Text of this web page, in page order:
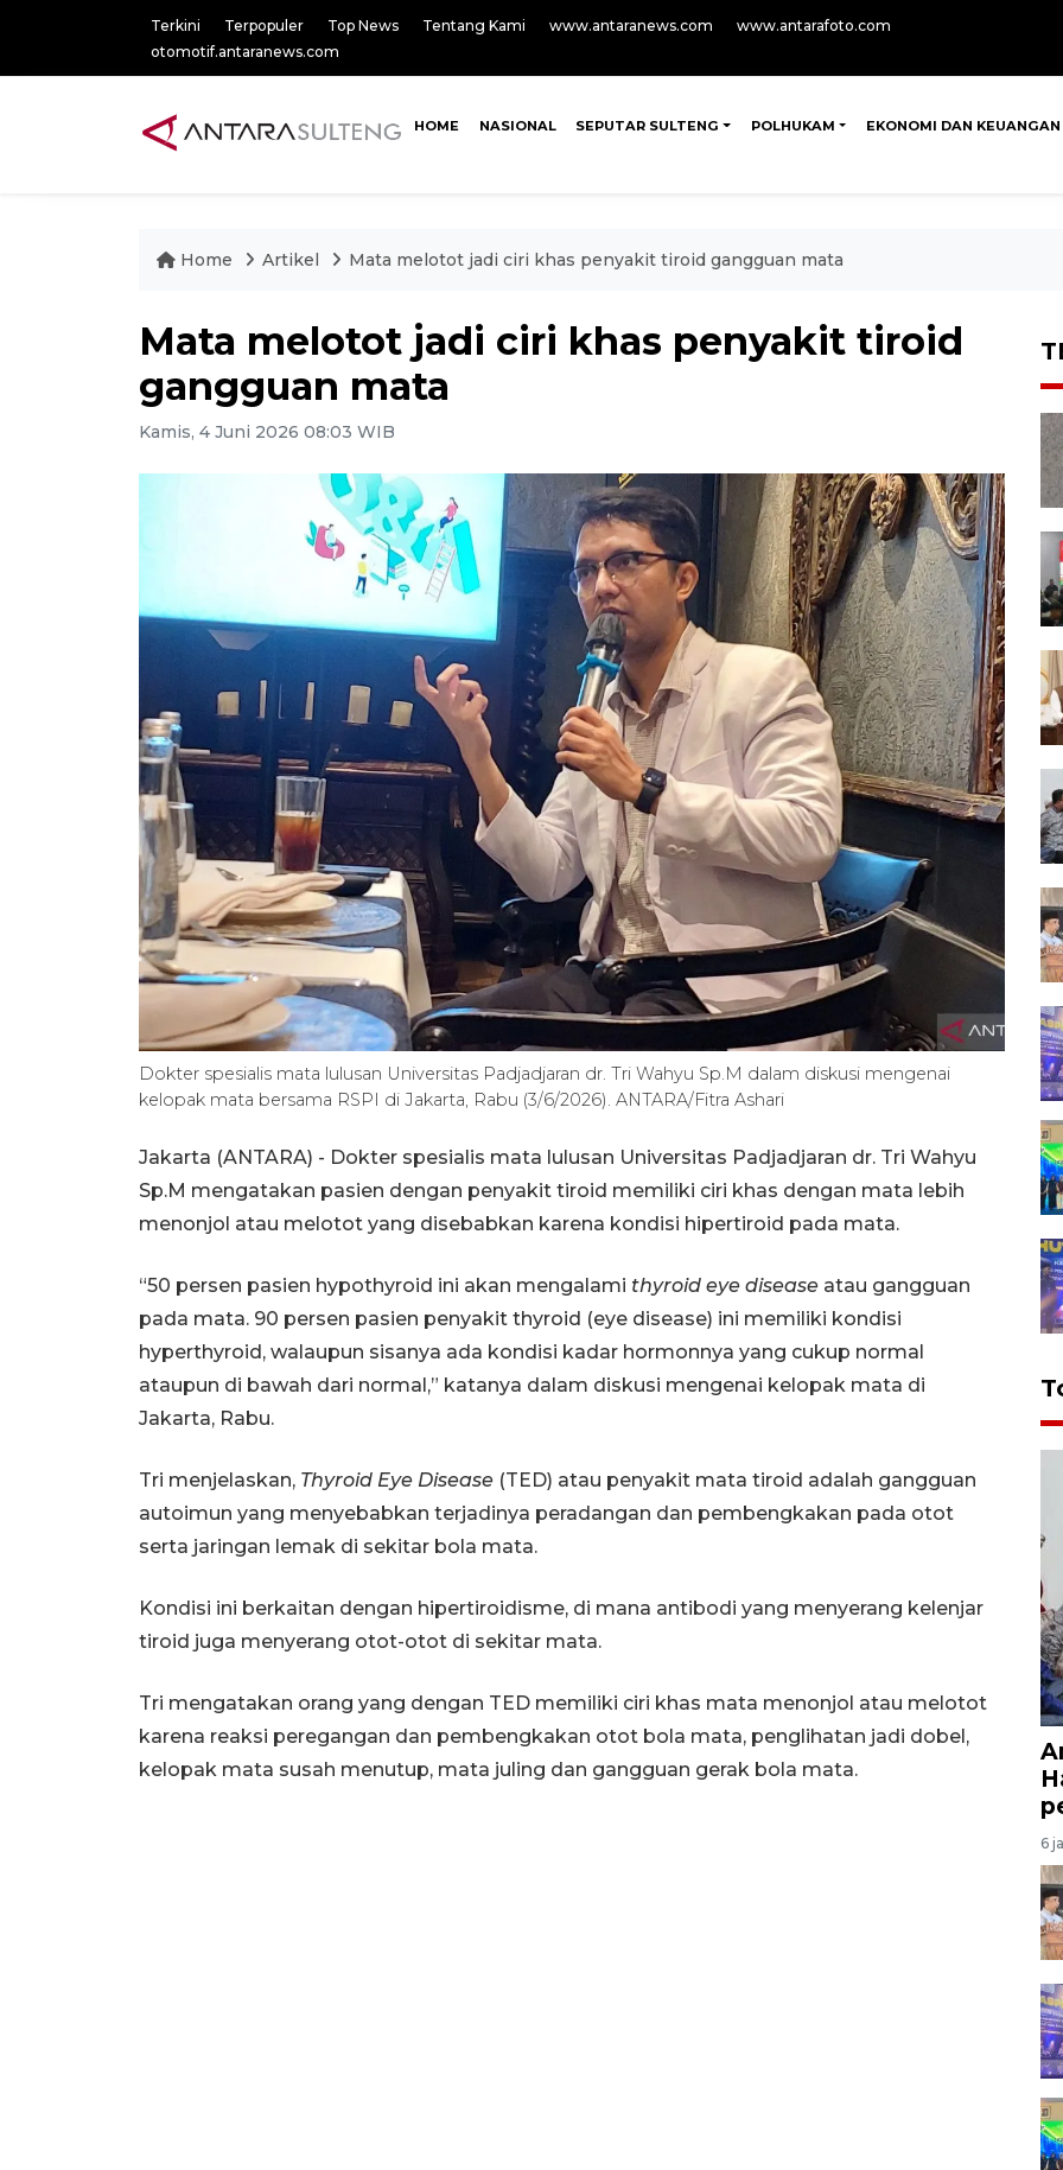
Terkini Terpopuler Top News Tentang Kami www.antaranews.com
www.antarafoto.com
otomotif.antaranews.com
HOME NASIONAL SEPUTAR SULTENG POLHUKAM EKONOMI DAN KEUANGAN
Home Artikel Mata melotot jadi ciri khas penyakit tiroid gangguan mata
Mata melotot jadi ciri khas penyakit tiroid
gangguan mata
Kamis, 4 Juni 2026 08:03 WIB
Dokter spesialis mata lulusan Universitas Padjadjaran dr. Tri Wahyu Sp.M dalam diskusi mengenai
kelopak mata bersama RSPI di Jakarta, Rabu (3/6/2026). ANTARA/Fitra Ashari
Jakarta (ANTARA) - Dokter spesialis mata lulusan Universitas Padjadjaran dr. Tri Wahyu
Sp.M mengatakan pasien dengan penyakit tiroid memiliki ciri khas dengan mata lebih
menonjol atau melotot yang disebabkan karena kondisi hipertiroid pada mata.
“50 persen pasien hypothyroid ini akan mengalami thyroid eye disease atau gangguan
pada mata. 90 persen pasien penyakit thyroid (eye disease) ini memiliki kondisi
hyperthyroid, walaupun sisanya ada kondisi kadar hormonnya yang cukup normal
ataupun di bawah dari normal,” katanya dalam diskusi mengenai kelopak mata di
Jakarta, Rabu.
Tri menjelaskan, Thyroid Eye Disease (TED) atau penyakit mata tiroid adalah gangguan
autoimun yang menyebabkan terjadinya peradangan dan pembengkakan pada otot
serta jaringan lemak di sekitar bola mata.
Kondisi ini berkaitan dengan hipertiroidisme, di mana antibodi yang menyerang kelenjar
tiroid juga menyerang otot-otot di sekitar mata.
Tri mengatakan orang yang dengan TED memiliki ciri khas mata menonjol atau melotot
karena reaksi peregangan dan pembengkakan otot bola mata, penglihatan jadi dobel,
kelopak mata susah menutup, mata juling dan gangguan gerak bola mata.
6